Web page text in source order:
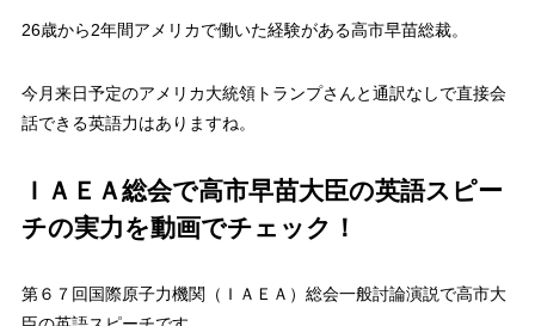
26歳から2年間アメリカで働いた経験がある高市早苗総裁。
今月来日予定のアメリカ大統領トランプさんと通訳なしで直接会
話できる英語力はありますね。
ＩＡＥＡ総会で高市早苗大臣の英語スピー
チの実力を動画でチェック！
第６７回国際原子力機関（ＩＡＥＡ）総会一般討論演説で高市大